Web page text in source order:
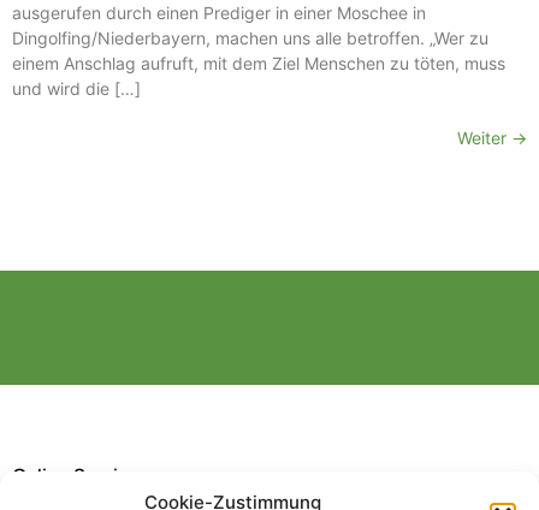
Cookie-Zustimmung
ausgerufen durch einen Prediger in einer Moschee in
Dingolfing/Niederbayern, machen uns alle betroffen. „Wer zu
einem Anschlag aufruft, mit dem Ziel Menschen zu töten, muss
und wird die […]
Weiter →
Online Service